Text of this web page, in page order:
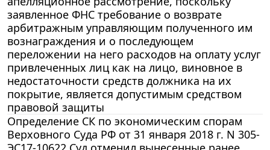
заявленное ФНС требование о возврате
арбитражным управляющим полученного им
вознаграждения и о последующем
переложении на него расходов на оплату услуг
привлеченных лиц как на лицо, виновное в
недостаточности средств должника на их
покрытие, является допустимым средством
правовой защиты
Определение СК по экономическим спорам
Верховного Суда РФ от 31 января 2018 г. N 305-